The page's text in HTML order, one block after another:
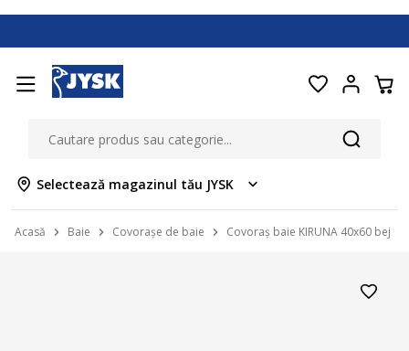
Selectează magazinul tău JYSK
Acasă Baie Covorașe de baie Covoraș baie KIRUNA 40x60 bej